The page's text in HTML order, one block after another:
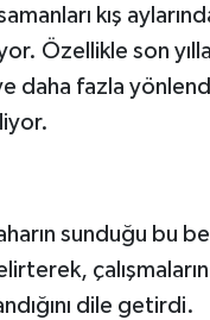
kış
Özellikle son
daha fazla
sunduğu bu
dile getirdi.